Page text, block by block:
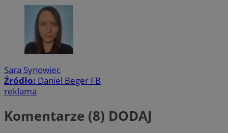
Sara Synowiec
Źródło: Daniel Beger FB
reklama
Komentarze (8) DODAJ